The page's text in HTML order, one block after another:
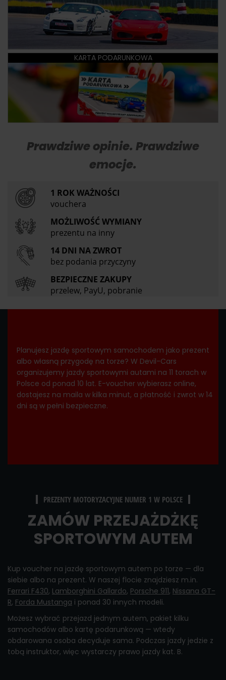
KARTA PODARUNKOWA
Prawdziwe opinie. Prawdziwe
emocje.
1 ROK WAŻNOŚCI
vouchera
MOŻLIWOŚĆ WYMIANY
prezentu na inny
14 DNI NA ZWROT
bez podania przyczyny
BEZPIECZNE ZAKUPY
przelew, PayU, pobranie
Planujesz jazdę sportowym samochodem jako prezent
albo własną przygodę na torze? W Devil-Cars
organizujemy jazdy sportowymi autami na 11 torach w
Polsce od ponad 10 lat. E-voucher wybierasz online,
dostajesz na maila w kilka minut, a płatność i zwrot w 14
dni są w pełni bezpieczne.
PREZENTY MOTORYZACYJNE NUMER 1 W POLSCE
ZAMÓW PRZEJAŻDŻKĘ
SPORTOWYM AUTEM
Kup voucher na jazdę sportowym autem po torze — dla
siebie albo na prezent. W naszej flocie znajdziesz m.in.
Ferrari F430, Lamborghini Gallardo, Porsche 911, Nissana GT-
R, Forda Mustanga i ponad 30 innych modeli.
Możesz wybrać przejazd jednym autem, pakiet kilku
samochodów albo kartę podarunkową — wtedy
obdarowana osoba decyduje sama. Podczas jazdy jedzie z
tobą instruktor, więc wystarczy prawo jazdy kat. B.